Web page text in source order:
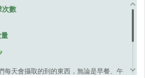
次數
量
每天會攝取的到的東西，無論是早餐、午